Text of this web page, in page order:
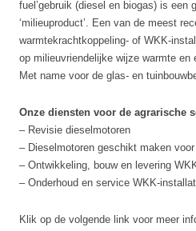
fuel’gebruik (diesel en biogas) is een
‘milieuproduct’. Een van de meest
warmtekrachtkoppeling- of WKK-
op milieuvriendelijke wijze warmte en
Met name voor de glas- en
Onze diensten voor de agrarische
– Revisie dieselmotoren
– Dieselmotoren geschikt maken voor
– Ontwikkeling, bouw en levering
– Onderhoud en service WKK-
Klik op de volgende link voor meer